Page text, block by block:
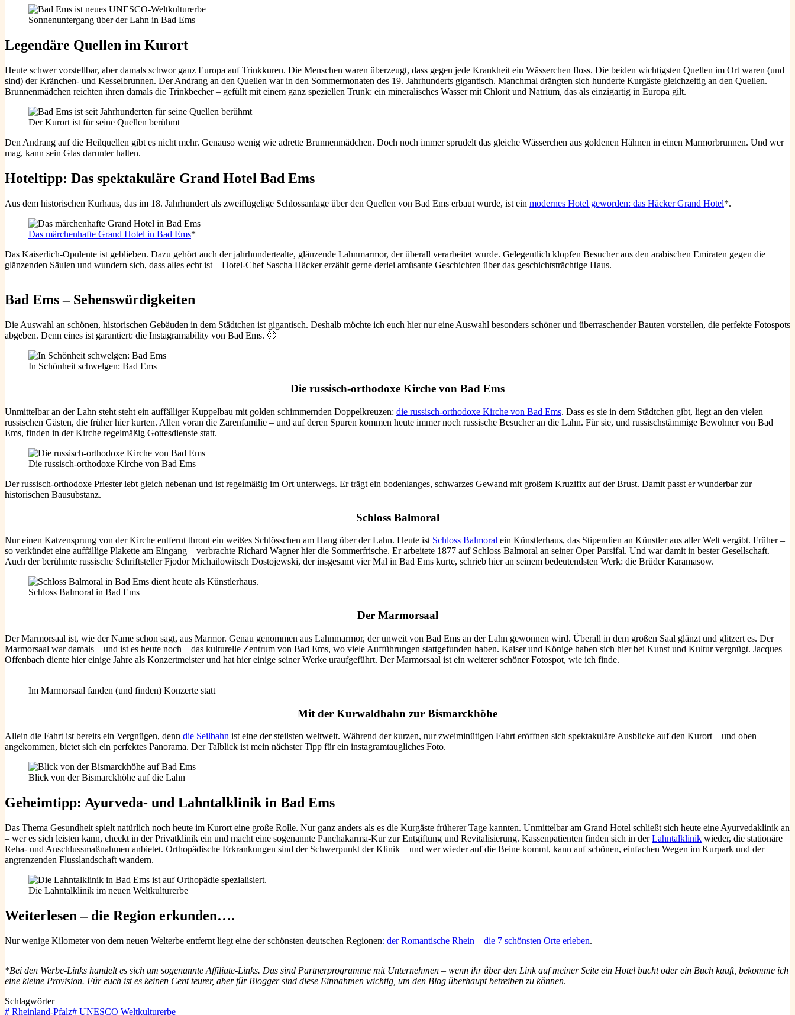
Sonnenuntergang über der Lahn in Bad Ems
Legendäre Quellen im Kurort
Heute schwer vorstellbar, aber damals schwor ganz Europa auf Trinkkuren. Die Menschen waren überzeugt, dass gegen jede Krankheit ein Wässerchen floss. Die beiden wichtigsten Quellen im Ort waren (und
sind) der Kränchen- und Kesselbrunnen. Der Andrang an den Quellen war in den Sommermonaten des 19. Jahrhunderts gigantisch. Manchmal drängten sich hunderte Kurgäste gleichzeitig an den Quellen.
Brunnenmädchen reichten ihren damals die Trinkbecher – gefüllt mit einem ganz speziellen Trunk: ein mineralisches Wasser mit Chlorit und Natrium, das als einzigartig in Europa gilt.
Der Kurort ist für seine Quellen berühmt
Den Andrang auf die Heilquellen gibt es nicht mehr. Genauso wenig wie adrette Brunnenmädchen. Doch noch immer sprudelt das gleiche Wässerchen aus goldenen Hähnen in einen Marmorbrunnen. Und wer
mag, kann sein Glas darunter halten.
Hoteltipp: Das spektakuläre Grand Hotel Bad Ems
Aus dem historischen Kurhaus, das im 18. Jahrhundert als zweiflügelige Schlossanlage über den Quellen von Bad Ems erbaut wurde, ist ein modernes Hotel geworden: das Häcker Grand Hotel*.
Das märchenhafte Grand Hotel in Bad Ems*
Das Kaiserlich-Opulente ist geblieben. Dazu gehört auch der jahrhundertealte, glänzende Lahnmarmor, der überall verarbeitet wurde. Gelegentlich klopfen Besucher aus den arabischen Emiraten gegen die
glänzenden Säulen und wundern sich, dass alles echt ist – Hotel-Chef Sascha Häcker erzählt gerne derlei amüsante Geschichten über das geschichtsträchtige Haus.
Bad Ems – Sehenswürdigkeiten
Die Auswahl an schönen, historischen Gebäuden in dem Städtchen ist gigantisch. Deshalb möchte ich euch hier nur eine Auswahl besonders schöner und überraschender Bauten vorstellen, die perfekte Fotospots
abgeben. Denn eines ist garantiert: die Instagramability von Bad Ems. 🙂
In Schönheit schwelgen: Bad Ems
Die russisch-orthodoxe Kirche von Bad Ems
Unmittelbar an der Lahn steht steht ein auffälliger Kuppelbau mit golden schimmernden Doppelkreuzen: die russisch-orthodoxe Kirche von Bad Ems. Dass es sie in dem Städtchen gibt, liegt an den vielen
russischen Gästen, die früher hier kurten. Allen voran die Zarenfamilie – und auf deren Spuren kommen heute immer noch russische Besucher an die Lahn. Für sie, und russischstämmige Bewohner von Bad
Ems, finden in der Kirche regelmäßig Gottesdienste statt.
Die russisch-orthodoxe Kirche von Bad Ems
Der russisch-orthodoxe Priester lebt gleich nebenan und ist regelmäßig im Ort unterwegs. Er trägt ein bodenlanges, schwarzes Gewand mit großem Kruzifix auf der Brust. Damit passt er wunderbar zur
historischen Bausubstanz.
Schloss Balmoral
Nur einen Katzensprung von der Kirche entfernt thront ein weißes Schlösschen am Hang über der Lahn. Heute ist Schloss Balmoral ein Künstlerhaus, das Stipendien an Künstler aus aller Welt vergibt. Früher –
so verkündet eine auffällige Plakette am Eingang – verbrachte Richard Wagner hier die Sommerfrische. Er arbeitete 1877 auf Schloss Balmoral an seiner Oper Parsifal. Und war damit in bester Gesellschaft.
Auch der berühmte russische Schriftsteller Fjodor Michailowitsch Dostojewski, der insgesamt vier Mal in Bad Ems kurte, schrieb hier an seinem bedeutendsten Werk: die Brüder Karamasow.
Schloss Balmoral in Bad Ems
Der Marmorsaal
Der Marmorsaal ist, wie der Name schon sagt, aus Marmor. Genau genommen aus Lahnmarmor, der unweit von Bad Ems an der Lahn gewonnen wird. Überall in dem großen Saal glänzt und glitzert es. Der
Marmorsaal war damals – und ist es heute noch – das kulturelle Zentrum von Bad Ems, wo viele Aufführungen stattgefunden haben. Kaiser und Könige haben sich hier bei Kunst und Kultur vergnügt. Jacques
Offenbach diente hier einige Jahre als Konzertmeister und hat hier einige seiner Werke uraufgeführt. Der Marmorsaal ist ein weiterer schöner Fotospot, wie ich finde.
Im Marmorsaal fanden (und finden) Konzerte statt
Mit der Kurwaldbahn zur Bismarckhöhe
Allein die Fahrt ist bereits ein Vergnügen, denn die Seilbahn ist eine der steilsten weltweit. Während der kurzen, nur zweiminütigen Fahrt eröffnen sich spektakuläre Ausblicke auf den Kurort – und oben
angekommen, bietet sich ein perfektes Panorama. Der Talblick ist mein nächster Tipp für ein instagramtaugliches Foto.
Blick von der Bismarckhöhe auf die Lahn
Geheimtipp: Ayurveda- und Lahntalklinik in Bad Ems
Das Thema Gesundheit spielt natürlich noch heute im Kurort eine große Rolle. Nur ganz anders als es die Kurgäste früherer Tage kannten. Unmittelbar am Grand Hotel schließt sich heute eine Ayurvedaklinik an
– wer es sich leisten kann, checkt in der Privatklinik ein und macht eine sogenannte Panchakarma-Kur zur Entgiftung und Revitalisierung. Kassenpatienten finden sich in derLahntalklinik wieder, die stationäre
Reha- und Anschlussmaßnahmen anbietet. Orthopädische Erkrankungen sind der Schwerpunkt der Klinik – und wer wieder auf die Beine kommt, kann auf schönen, einfachen Wegen im Kurpark und der
angrenzenden Flusslandschaft wandern.
Die Lahntalklinik im neuen Weltkulturerbe
Weiterlesen – die Region erkunden….
Nur wenige Kilometer von dem neuen Welterbe entfernt liegt eine der schönsten deutschen Regionen: der Romantische Rhein – die 7 schönsten Orte erleben.
*Bei den Werbe-Links handelt es sich um sogenannte Affiliate-Links. Das sind Partnerprogramme mit Unternehmen – wenn ihr über den Link auf meiner Seite ein Hotel bucht oder ein Buch kauft, bekomme ich
eine kleine Provision. Für euch ist es keinen Cent teurer, aber für Blogger sind diese Einnahmen wichtig, um den Blog überhaupt betreiben zu können.
Schlagwörter
# Rheinland-Pfalz# UNESCO Weltkulturerbe